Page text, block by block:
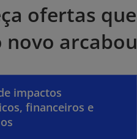
ofertas
novo
impactos
financeiros e